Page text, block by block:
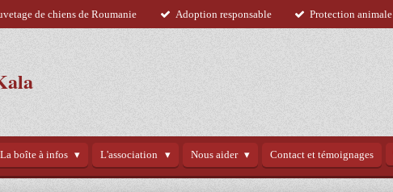
de chiens de Roumanie Adoption responsable Protection animale
La boîte à infos L'association Nous aider Contact et témoignages